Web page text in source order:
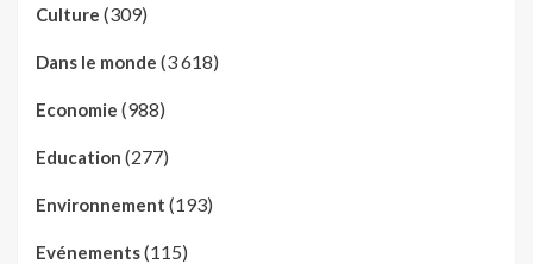
Culture (309)
Dans le monde (3 618)
Economie (988)
Education (277)
Environnement (193)
Evénements(115)